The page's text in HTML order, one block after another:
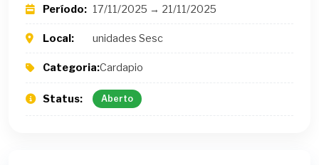
Período: 17/11/2025 → 21/11/2025
Local: unidades Sesc
Categoria:Cardapio
Status: Aberto